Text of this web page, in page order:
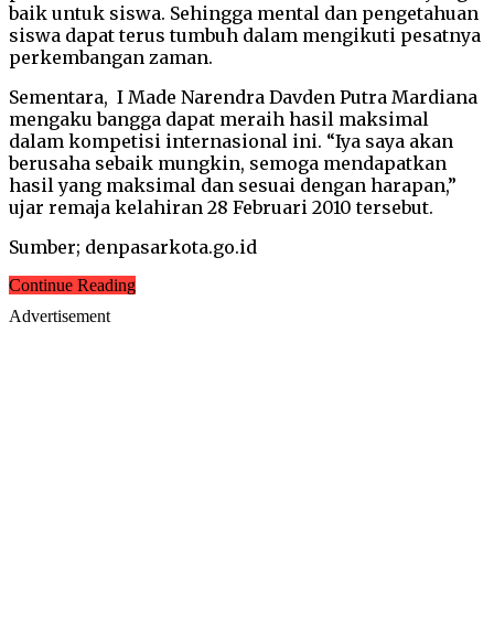
baik untuk siswa. Sehingga mental dan pengetahuan
siswa dapat terus tumbuh dalam mengikuti pesatnya
perkembangan zaman.
Sementara, I Made Narendra Davden Putra Mardiana
mengaku bangga dapat meraih hasil maksimal
dalam kompetisi internasional ini. “Iya saya akan
berusaha sebaik mungkin, semoga mendapatkan
hasil yang maksimal dan sesuai dengan harapan,”
ujar remaja kelahiran 28 Februari 2010 tersebut.
Sumber; denpasarkota.go.id
Continue Reading
Advertisement